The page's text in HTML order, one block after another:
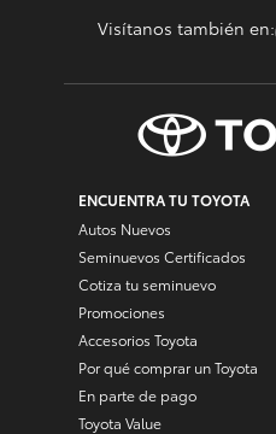
Visítanos también en:
ENCUENTRA TU TOYOTA
Autos Nuevos
Seminuevos Certificados
Cotiza tu seminuevo
Promociones
Accesorios Toyota
Por qué comprar un Toyota
En parte de pago
Toyota Value